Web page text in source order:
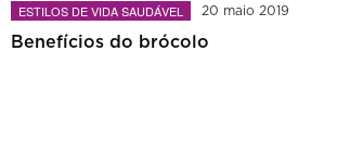
ESTILOS DE VIDA SAUDÁVEL 20 maio 2019
Benefícios do brócolo